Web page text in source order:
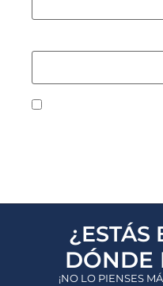
¿ESTÁS
DÓNDE
¡NO LO PIENSES